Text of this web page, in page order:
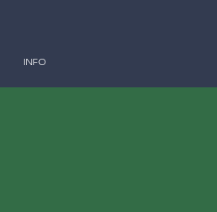
INFO